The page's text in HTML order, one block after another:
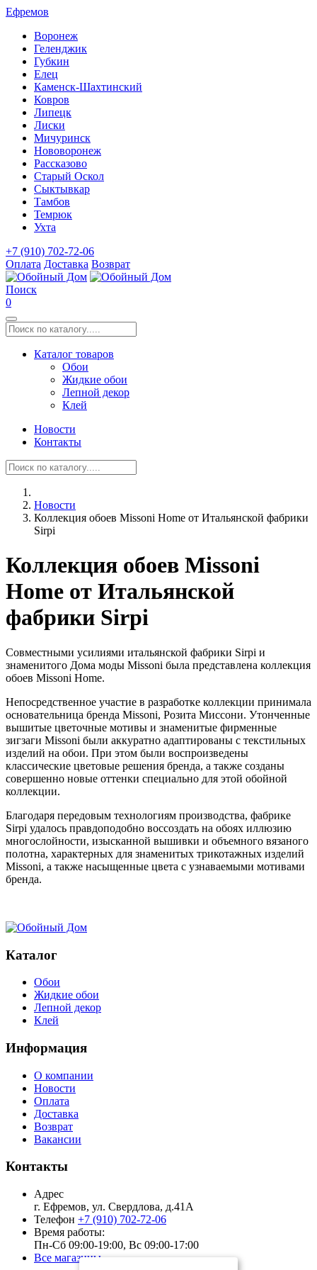
Ефремов
Воронеж
Геленджик
Губкин
Елец
Каменск-Шахтинский
Ковров
Липецк
Лиски
Мичуринск
Нововоронеж
Рассказово
Старый Оскол
Сыктывкар
Тамбов
Темрюк
Ухта
+7 (910) 702-72-06
Оплата Доставка Возврат
Поиск
0
Каталог товаров
Обои
Жидкие обои
Лепной декор
Клей
Новости
Контакты
Новости
Коллекция обоев Missoni Home от Итальянской фабрики
Sirpi
Коллекция обоев Missoni
Home от Итальянской
фабрики Sirpi
Совместными усилиями итальянской фабрики Sirpi и
знаменитого Дома моды Missoni была представлена коллекция
обоев Missoni Home.
Непосредственное участие в разработке коллекции принимала
основательница бренда Missoni, Розита Миссони. Утонченные
вышитые цветочные мотивы и знаменитые фирменные
зигзаги Missoni были аккуратно адаптированы с текстильных
изделий на обои. При этом были воспроизведены
классические цветовые решения бренда, а также созданы
совершенно новые оттенки специально для этой обойной
коллекции.
Благодаря передовым технологиям производства, фабрике
Sirpi удалось правдоподобно воссоздать на обоях иллюзию
многослойности, изысканной вышивки и объемного вязаного
полотна, характерных для знаменитых трикотажных изделий
Missoni, а также насыщенные цвета с узнаваемыми мотивами
бренда.
Каталог
Обои
Жидкие обои
Лепной декор
Клей
Информация
О компании
Новости
Оплата
Доставка
Возврат
Вакансии
Контакты
Адрес
г. Ефремов, ул. Свердлова, д.41А
Телефон +7 (910) 702-72-06
Время работы:
Пн-Сб 09:00-19:00, Вс 09:00-17:00
Все магазины